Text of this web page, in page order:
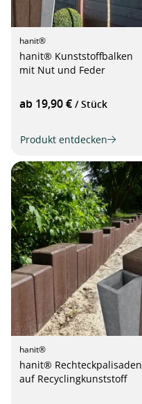
hanit®
hanit® Kunststoffbalken
mit Nut und Feder
ab 19,90 € / Stück
Produkt entdecken
hanit®
hanit® Rechteckpalisaden
auf Recyclingkunststoff